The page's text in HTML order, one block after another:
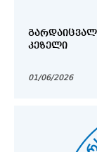
ᲙᲔᲖᲔᲚᲘ
01/06/2026